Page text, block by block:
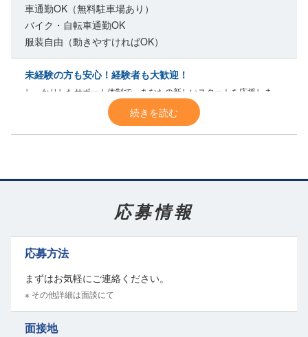
車通勤OK（無料駐車場あり）
バイク・自転車通勤OK
服装自由（動きやすければOK）
未経験の方も安心！経験者も大歓迎！
しっかりしたサポート体制で、あなたの新しいスタートを応援しま
回収は固定ルートで、対象は中予地区のスーパーや小売店。
約40件ほどの店舗を巡回しますが、無理のないスケジュールで回れま
す。
作業内容もシンプルで、店舗の回収容器からトラックへ中身を移すだ
け。
す。
続きを読む
応募情報
応募方法
まずはお気軽にご連絡ください。
※ その他詳細は面談にて
面接地